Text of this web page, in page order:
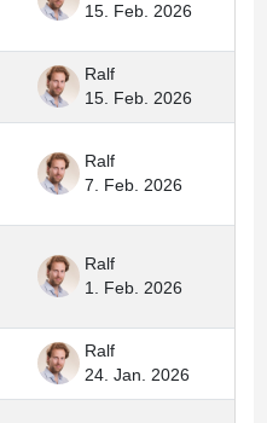
15. Feb. 2026
Ralf
15. Feb. 2026
Ralf
7. Feb. 2026
Ralf
1. Feb. 2026
Ralf
24. Jan. 2026